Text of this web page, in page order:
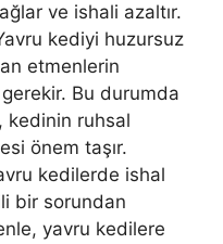
ve ishali azaltır.
kediyi huzursuz
etmenlerin
gerekir. Bu durumda
kedinin ruhsal
önem taşır.
kedilerde ishal
bir sorundan
yavru kedilere